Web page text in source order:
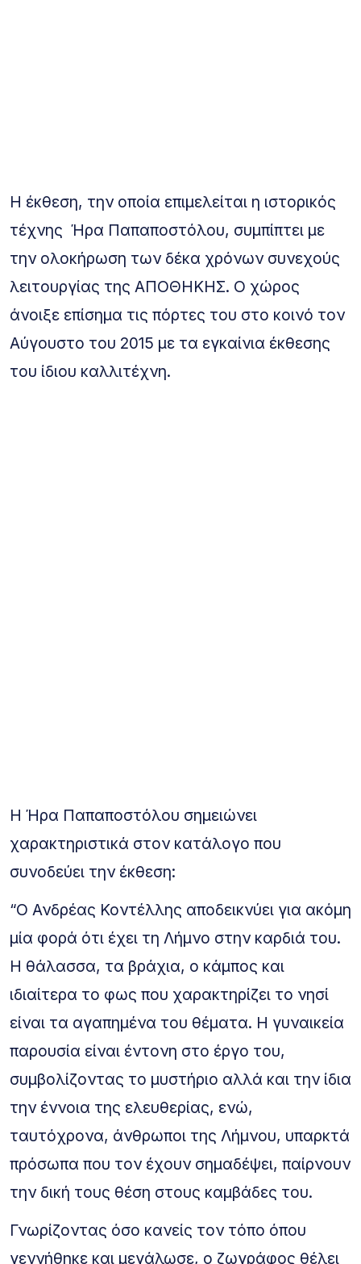
Η έκθεση, την οποία επιμελείται η ιστορικός
τέχνης Ήρα Παπαποστόλου, συμπίπτει με
την ολοκήρωση των δέκα χρόνων συνεχούς
λειτουργίας της ΑΠΟΘΗΚΗΣ. Ο χώρος
άνοιξε επίσημα τις πόρτες του στο κοινό τον
Αύγουστο του 2015 με τα εγκαίνια έκθεσης
του ίδιου καλλιτέχνη.
Η Ήρα Παπαποστόλου σημειώνει
χαρακτηριστικά στον κατάλογο που
συνοδεύει την έκθεση:
“Ο Ανδρέας Κοντέλλης αποδεικνύει για ακόμη
μία φορά ότι έχει τη Λήμνο στην καρδιά του.
Η θάλασσα, τα βράχια, ο κάμπος και
ιδιαίτερα το φως που χαρακτηρίζει το νησί
είναι τα αγαπημένα του θέματα. Η γυναικεία
παρουσία είναι έντονη στο έργο του,
συμβολίζοντας το μυστήριο αλλά και την ίδια
την έννοια της ελευθερίας, ενώ,
ταυτόχρονα, άνθρωποι της Λήμνου, υπαρκτά
πρόσωπα που τον έχουν σημαδέψει, παίρνουν
την δική τους θέση στους καμβάδες του.
Γνωρίζοντας όσο κανείς τον τόπο όπου
γεννήθηκε και μεγάλωσε, ο ζωγράφος θέλει